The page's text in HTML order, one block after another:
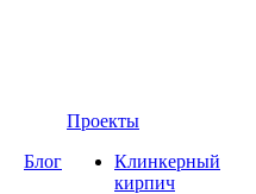
Блог
Проекты
Клинкерный
кирпич